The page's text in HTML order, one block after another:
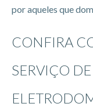
por aqueles que
CONFIRA
SERVIÇO